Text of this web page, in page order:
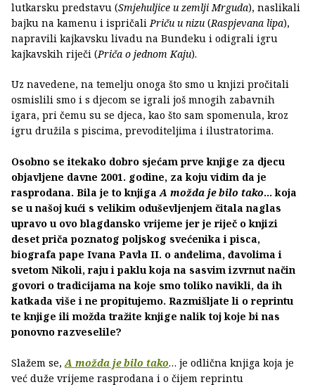
lutkarsku predstavu (Smjehuljice u zemlji Mrguda), naslikali
bajku na kamenu i ispričaliPriču u nizu (Raspjevana lipa),
napravili kajkavsku livadu na Bundeku i odigrali igru
kajkavskih riječi (Priča o jednom Kaju).
Uz navedene, na temelju onoga što smo u knjizi pročitali
osmislili smo i s djecom se igrali još mnogih zabavnih
igara, pri čemu su se djeca, kao što sam spomenula, kroz
igru družila s piscima, prevoditeljima i ilustratorima.
Osobno se itekako dobro sjećam prve knjige za djecu
objavljene davne 2001. godine, za koju vidim da je
rasprodana. Bila je to knjigaA možda je bilo tako... koja
se u našoj kući s velikim oduševljenjem čitala naglas
upravo u ovo blagdansko vrijeme jer je riječ o knjizi
deset priča poznatog poljskog svećenika i pisca,
biografa pape Ivana Pavla II. o anđelima, đavolima i
svetom Nikoli, raju i paklu koja na sasvim izvrnut način
govori o tradicijama na koje smo toliko navikli, da ih
katkada više i ne propitujemo. Razmišljate li o reprintu
te knjige ili možda tražite knjige nalik toj koje bi nas
ponovno razveselile?
Slažem se,A možda je bilo tako… je odlična knjiga koja je
već duže vrijeme rasprodana i o čijem reprintu